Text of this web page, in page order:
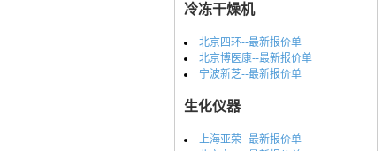
冷冻干燥机
北京四环--最新报价单
北京博医康--最新报价单
宁波新芝--最新报价单
生化仪器
上海亚荣--最新报价单